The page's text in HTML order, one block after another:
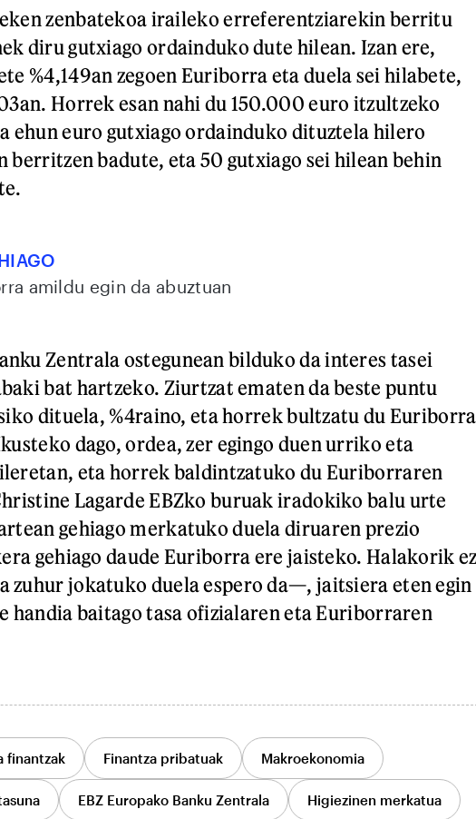
zenbatekoa iraileko erreferentziarekin berritu
diru gutxiago ordainduko dute hilean. Izan ere,
%4,149an zegoen Euriborra eta duela sei hilabete,
Horrek esan nahi du 150.000 euro itzultzeko
ehun euro gutxiago ordainduko dituztela hilero
berritzen badute, eta 50 gutxiago sei hilean behin
amildu egin da abuztuan
Zentrala ostegunean bilduko da interes tasei
bat hartzeko. Ziurtzat ematen da beste puntu
dituela, %4raino, eta horrek bultzatu du Euriborra
dago, ordea, zer egingo duen urriko eta
eta horrek baldintzatuko du Euriborraren
Lagarde EBZko buruak iradokiko balu urte
gehiago merkatuko duela diruaren prezio
gehiago daude Euriborra ere jaisteko. Halakorik
zuhur jokatuko duela espero da—, jaitsiera eten egin
handia baitago tasa ofizialaren eta Euriborraren
finantzak Finantza pribatuak Makroekonomia
EBZ Europako Banku Zentrala Higiezinen merkatua